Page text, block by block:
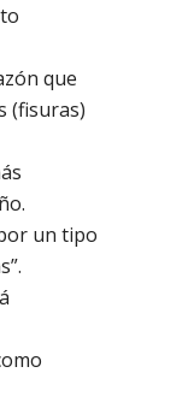
que
(fisuras)
un tipo